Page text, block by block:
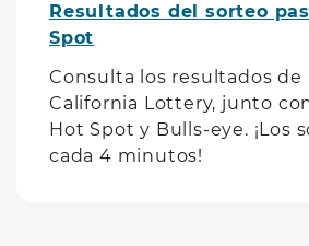
Resultados del sorteo
Spot
Consulta los resultados de
California Lottery, junto
Hot Spot y Bulls-eye. ¡Los
cada 4 minutos!